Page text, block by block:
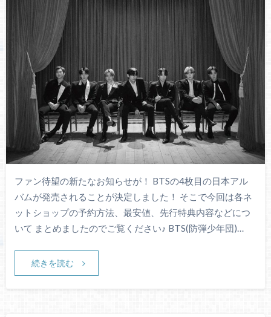
ファン待望の新たなお知らせが！ BTSの4枚目の日本アル
バムが発売されることが決定しました！ そこで今回は各ネ
ットショップの予約方法、最安値、先行特典内容などにつ
いて まとめましたのでご覧ください♪ BTS(防弾少年団)…
続きを読む